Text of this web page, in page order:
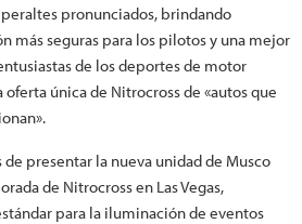
pronunciados, brindando
más seguras para los pilotos y una mejor
de los deportes de motor
única de Nitrocross de «autos que
presentar la nueva unidad de Musco
de Nitrocross en Las Vegas,
para la iluminación de eventos